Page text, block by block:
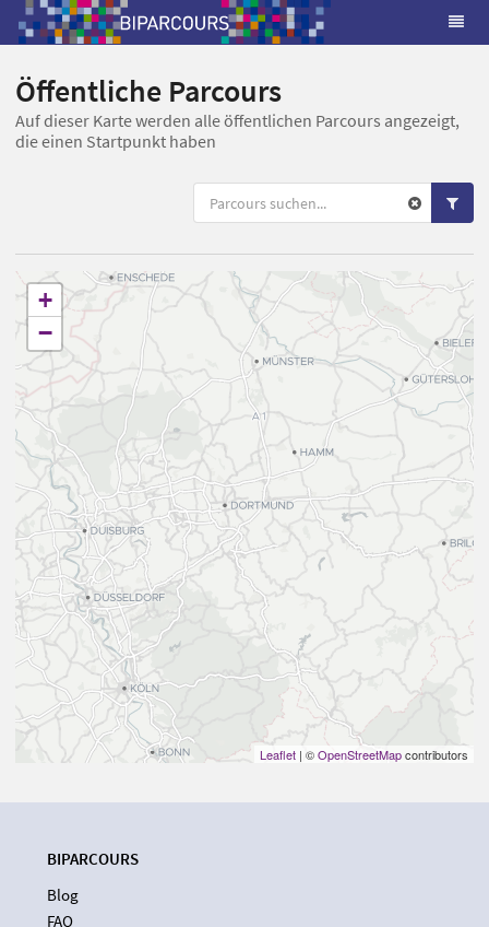
Öffentliche Parcours
Auf dieser Karte werden alle öffentlichen Parcours angezeigt,
die einen Startpunkt haben
+
−
Leaflet | ©OpenStreetMapcontributors
BIPARCOURS
Blog
FAQ